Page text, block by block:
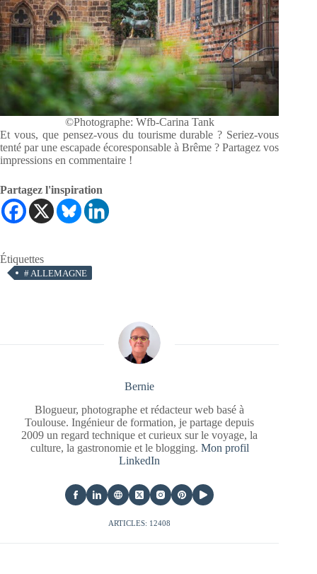
©Photographe: Wfb-Carina Tank
Et vous, que pensez-vous du tourisme durable ? Seriez-vous
tenté par une escapade écoresponsable à Brême ? Partagez vos
impressions en commentaire !
Partagez l'inspiration
Étiquettes
#ALLEMAGNE
Bernie
Blogueur, photographe et rédacteur web basé à
Toulouse. Ingénieur de formation, je partage depuis
2009 un regard technique et curieux sur le voyage, la
culture, la gastronomie et le blogging. Mon profil
LinkedIn
ARTICLES: 12408